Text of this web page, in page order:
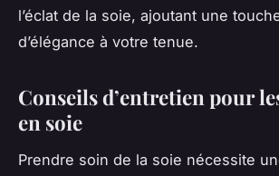
l’éclat de la soie, ajoutant une
d’élégance à votre tenue.
Conseils d’entretien pour
en soie
Prendre soin de la soie nécessite